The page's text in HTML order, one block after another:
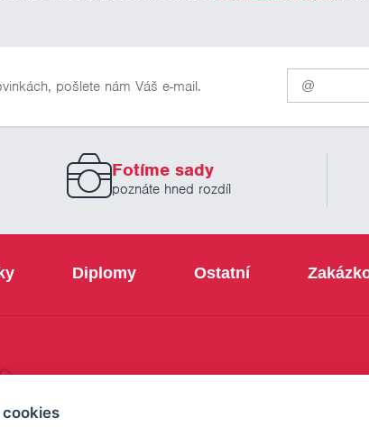
pošlete nám Váš e-mail.
Pro
odběr
našich
novinek
Fotíme sady
poznáte hned rozdíl
Diplomy Ostatní
cookies